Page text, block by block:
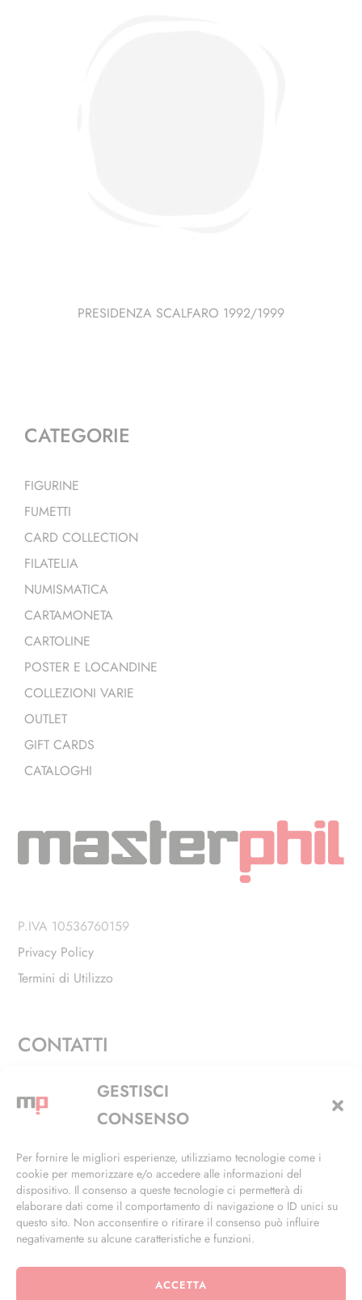
GESTISCI
CONSENSO
Per fornire le migliori esperienze, utilizziamo tecnologie come i
cookie per memorizzare e/o accedere alle informazioni del
dispositivo. Il consenso a queste tecnologie ci permetterà di
elaborare dati come il comportamento di navigazione o ID unici su
questo sito. Non acconsentire o ritirare il consenso può influire
negativamente su alcune caratteristiche e funzioni.
ACCETTA
PRESIDENZA SCALFARO 1992/1999
CATEGORIE
FIGURINE
FUMETTI
CARD COLLECTION
FILATELIA
NUMISMATICA
CARTAMONETA
CARTOLINE
POSTER E LOCANDINE
COLLEZIONI VARIE
OUTLET
GIFT CARDS
CATALOGHI
P.IVA 10536760159
Privacy Policy
Termini di Utilizzo
CONTATTI
Via Alfieri, 27 - Trezzano Sul Naviglio (MI)
+39 02 4846 3155
info@masterphil.it